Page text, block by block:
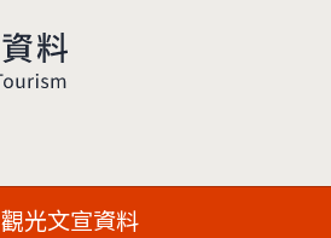
觀光文宣資料